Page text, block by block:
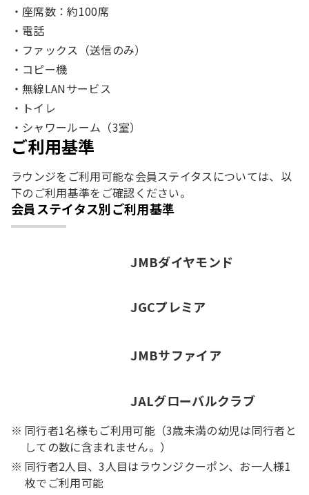
座席数：約100席
電話
ファックス（送信のみ）
コピー機
無線LANサービス
トイレ
シャワールーム（3室）
ご利用基準
ラウンジをご利用可能な会員ステイタスについては、以
下のご利用基準をご確認ください。
会員ステイタス別ご利用基準
JMBダイヤモンド
JGCプレミア
JMBサファイア
JALグローバルクラブ
同行者1名様もご利用可能（3歳未満の幼児は同行者と
しての数に含まれません。）
同行者2人目、3人目はラウンジクーポン、お一人様1
枚でご利用可能